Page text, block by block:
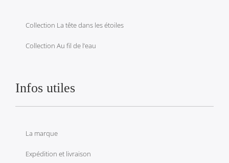
Collection La tête dans les étoiles
Collection Au fil de l’eau
Infos utiles
La marque
Expédition et livraison